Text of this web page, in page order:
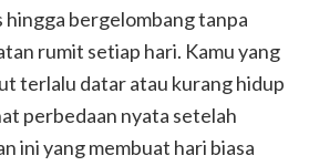
hingga bergelombang tanpa
rumit setiap hari. Kamu yang
terlalu datar atau kurang hidup
perbedaan nyata setelah
ini yang membuat hari biasa